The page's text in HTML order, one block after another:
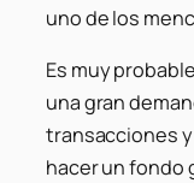
uno de los
Es muy
una gran
transacciones
hacer un fondo